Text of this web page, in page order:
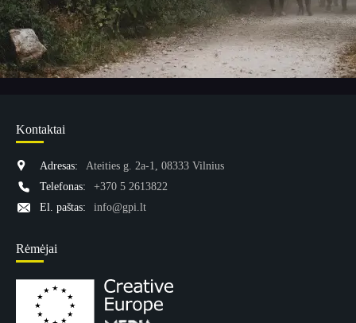
Kontaktai
Adresas:
Ateities g. 2a-1, 08333 Vilnius
Telefonas:
+370 5 2613822
El. paštas:
info@gpi.lt
Rėmėjai